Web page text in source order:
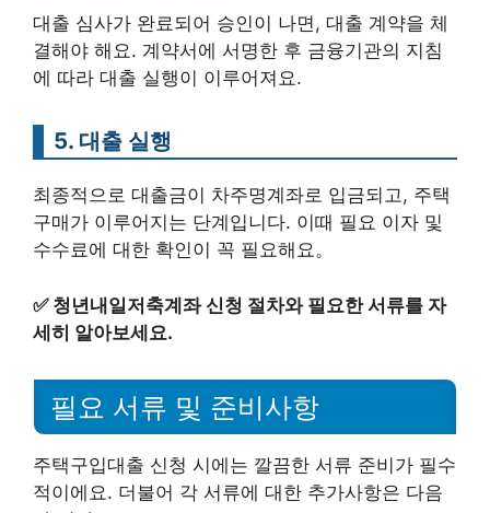
대출 심사가 완료되어 승인이 나면, 대출 계약을 체
결해야 해요. 계약서에 서명한 후 금융기관의 지침
에 따라 대출 실행이 이루어져요.
5. 대출 실행
최종적으로 대출금이 차주명계좌로 입금되고, 주택
구매가 이루어지는 단계입니다. 이때 필요 이자 및
수수료에 대한 확인이 꼭 필요해요。
✅ 청년내일저축계좌 신청 절차와 필요한 서류를 자
세히 알아보세요.
필요 서류 및 준비사항
주택구입대출 신청 시에는 깔끔한 서류 준비가 필수
적이에요. 더불어 각 서류에 대한 추가사항은 다음